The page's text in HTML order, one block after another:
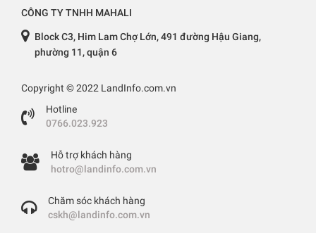
CÔNG TY TNHH MAHALI
Block C3, Him Lam Chợ Lớn, 491 đường Hậu Giang,
phường 11, quận 6
Copyright © 2022 LandInfo.com.vn
Hotline
0766.023.923
Hỗ trợ khách hàng
hotro@landinfo.com.vn
Chăm sóc khách hàng
cskh@landinfo.com.vn